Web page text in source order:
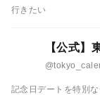
行きたい
【公式】
記念日デートを特別